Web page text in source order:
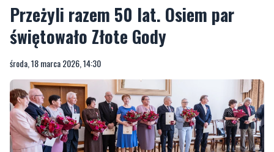
Przeżyli razem 50 lat. Osiem par
świętowało Złote Gody
środa, 18 marca 2026, 14:30